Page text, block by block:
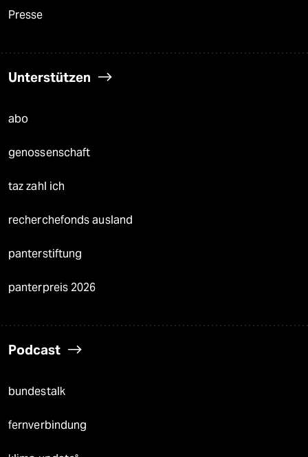
Presse
Unterstützen
abo
genossenschaft
taz zahl ich
recherchefonds ausland
panterstiftung
panterpreis 2026
Podcast
bundestalk
fernverbindung